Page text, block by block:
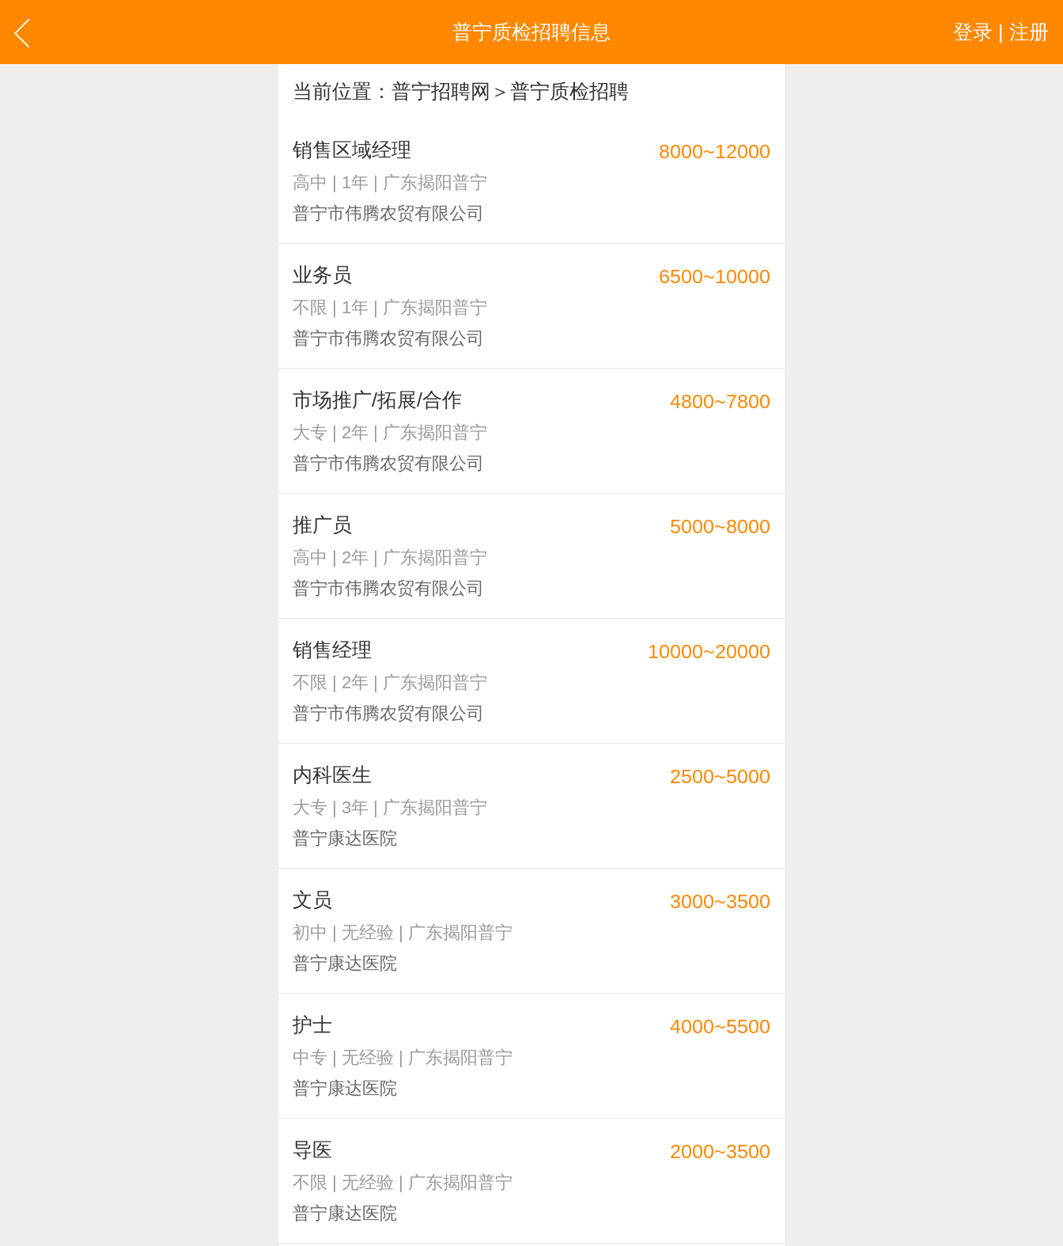
登录 | 注册
普宁质检招聘信息
当前位置： 普宁招聘网 ＞普宁质检招聘
销售区域经理
高中 | 1年 | 广东揭阳普宁
普宁市伟腾农贸有限公司
8000~12000
业务员
不限 | 1年 | 广东揭阳普宁
普宁市伟腾农贸有限公司
6500~10000
市场推广/拓展/合作
大专 | 2年 | 广东揭阳普宁
普宁市伟腾农贸有限公司
4800~7800
推广员
高中 | 2年 | 广东揭阳普宁
普宁市伟腾农贸有限公司
5000~8000
销售经理
不限 | 2年 | 广东揭阳普宁
普宁市伟腾农贸有限公司
10000~20000
内科医生
大专 | 3年 | 广东揭阳普宁
普宁康达医院
2500~5000
文员
初中 | 无经验 | 广东揭阳普宁
普宁康达医院
3000~3500
护士
中专 | 无经验 | 广东揭阳普宁
普宁康达医院
4000~5500
导医
不限 | 无经验 | 广东揭阳普宁
普宁康达医院
2000~3500